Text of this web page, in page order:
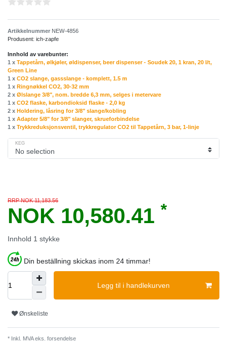
Artikkelnummer NEW-4856
Produsent: ich-zapfe
Innhold av varebunter:
1 x Tappetårn, ølkjøler, øldispenser, beer dispenser - Soudek 20, 1 kran, 20 l/t,
Green Line
1 x CO2 slange, gassslange - komplett, 1.5 m
1 x Ringnøkkel CO2, 30-32 mm
2 x Ølslange 3/8", nom. bredde 6,3 mm, selges i metervare
1 x CO2 flaske, karbondioksid flaske - 2,0 kg
2 x Holdering, låsring for 3/8" slange/kobling
1 x Adapter 5/8" for 3/8" slanger, skrueforbindelse
1 x Trykkreduksjonsventil, trykkregulator CO2 til Tappetårn, 3 bar, 1-linje
KEG
RRP NOK 11,183.56
NOK 10,580.41 *
Innhold 1 stykke
Din beställning skickas inom 24 timmar!
Legg til i handlekurven
Ønskeliste
* Inkl. MVA eks. forsendelse